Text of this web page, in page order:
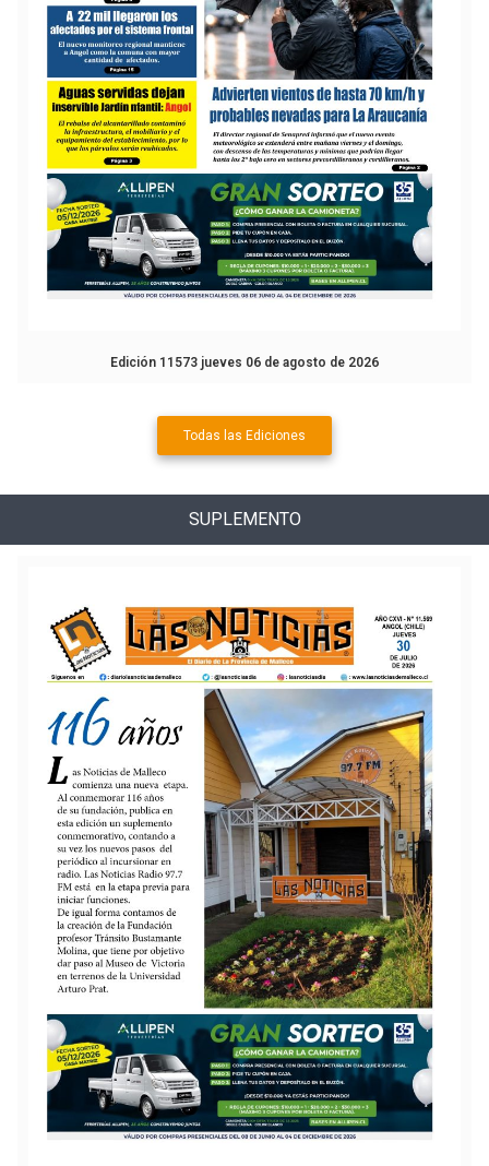
Edición 11573 jueves 06 de agosto de 2026
Todas las Ediciones
SUPLEMENTO